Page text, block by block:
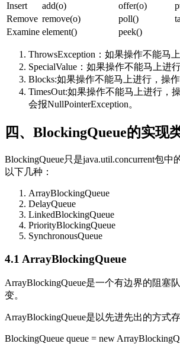
Insert
add(o) offer(o)
Remove remove(o) poll()
Examine element() peek()
ThrowsException：如果操作不能马
SpecialValue：如果操作不能马上进
Blocks:如果操作不能马上进行，操
TimesOut:如果操作不能马上进行，
会报NullPointerException。
四、BlockingQueue的实现
BlockingQueue只是java.util.concurrent包
以下几种：
ArrayBlockingQueue
DelayQueue
LinkedBlockingQueue
PriorityBlockingQueue
SynchronousQueue
4.1 ArrayBlockingQueue
ArrayBlockingQueue是一个有边界的阻
变。
ArrayBlockingQueue是以先进先出的方式
BlockingQueue queue = new